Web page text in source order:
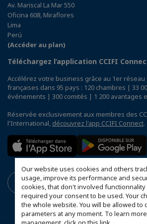
Our website uses cookies and others
usage, improve its performance and
cookies, that don't involved functionnality
required your consent to be used. Your
the whole website. You will be allowed to
parameters at any moment. To learn
Av. Mariscal La Mar 550
Oficina 608, Miraflores
Lima
Perú
(Accéder au plan)
Téléchargez l’application CCIFI
Accélérez votre business grâce au 1er
françaises dans 95 pays : 120 chambres | 33
événements | 300 comités | 1 200 avantages
Réservée exclusivement aux membres des
l'International, découvrez l'app CCIFI Connect.